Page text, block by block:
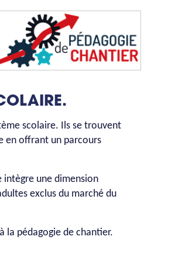
scolaire. Ils se trouvent
en offrant un parcours
intègre une dimension
exclus du marché du
la pédagogie de chantier.